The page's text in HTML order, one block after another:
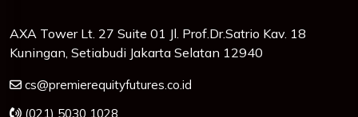
AXA Tower Lt. 27 Suite 01 Jl. Prof.Dr.Satrio Kav. 18
Kuningan, Setiabudi Jakarta Selatan 12940
cs@premierequityfutures.co.id
(021) 5030 1028